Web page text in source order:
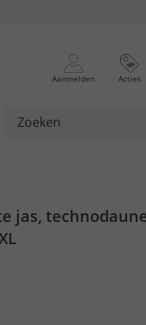
Aanmelden Acties
jas,